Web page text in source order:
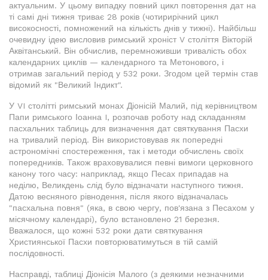
актуальним. У цьому випадку повний цикл повторення дат на
ті самі дні тижня триває 28 років (чотирирічний цикл
високосності, помножений на кількість днів у тижні). Найбільш
очевидну ідею висловив римський хроніст V століття Вікторій
Аквітанський. Він обчислив, перемноживши тривалість обох
календарних циклів — календарного та Метонового, і
отримав загальний період у 532 роки. Згодом цей термін став
відомий як "Великий Індикт".
У VI столітті римський монах Діонісій Малий, під керівництвом
Папи римського Іоанна I, розпочав роботу над складанням
пасхальних таблиць для визначення дат святкування Пасхи
на тривалий період. Він використовував як попередні
астрономічні спостереження, так і методи обчислень своїх
попередників. Також враховувалися певні вимоги церковного
канону того часу: наприклад, якщо Песах припадав на
неділю, Великдень слід було відзначати наступного тижня.
Датою весняного рівнодення, після якого відзначалась
"пасхальна повня" (яка, в свою чергу, пов'язана з Песахом у
місячному календарі), було встановлено 21 березня.
Вважалося, що кожні 532 роки дати святкування
Християнської Пасхи повторюватимуться в тій самій
послідовності.
Насправді, таблиці Діонісія Малого (з деякими незначними